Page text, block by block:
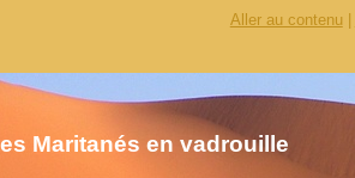
Maritanés en vadrouille
Aller au contenu